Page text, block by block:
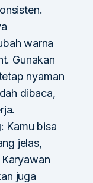
warna
Gunakan
nyaman
dibaca,
: Kamu bisa
jelas,
Karyawan
juga